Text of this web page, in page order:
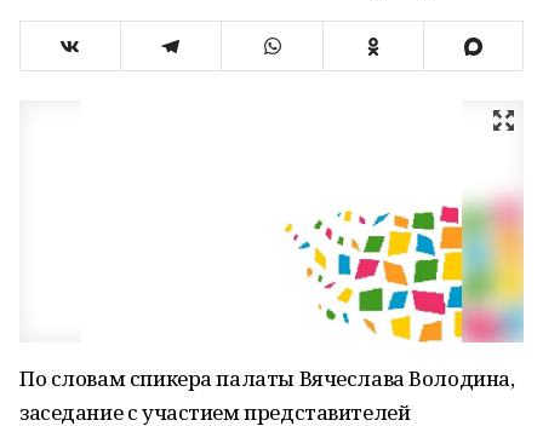
По словам спикера палаты Вячеслава Володина,
заседание с участием представителей